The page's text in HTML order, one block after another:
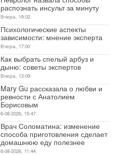
распознать инсульт за минуту
Вчера, 19:02
Психологические аспекты
зависимости: мнение эксперта
Вчера, 17:00
Как выбрать спелый арбуз и
дыню: советы экспертов
Вчера, 13:09
Mary Gu рассказала о любви и
ревности с Анатолием
Борисовым
6-08-2026, 15:47
Врач Соломатина: изменение
способа приготовления сделает
домашнюю еду полезнее
6-08-2026, 11:44